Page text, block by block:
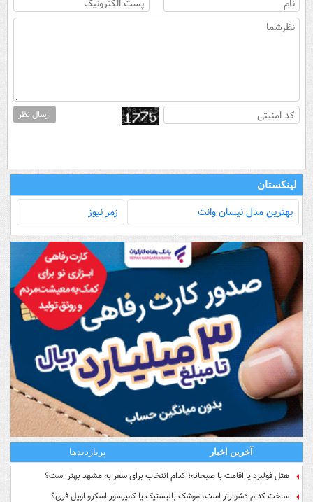
ارسال نظر
لینکستان
بهترین مدل‌ نیسان وانت زمر نیوز
آخرین اخبار پربازدیدها
هتل فولبرد یا اقامت با صبحانه؛ کدام انتخاب برای سفر به مشهد بهتر است؟
ساخت کدام دشوارتر است، موشک بالیستیک یا کمپرسور اسکرو اویل فری؟